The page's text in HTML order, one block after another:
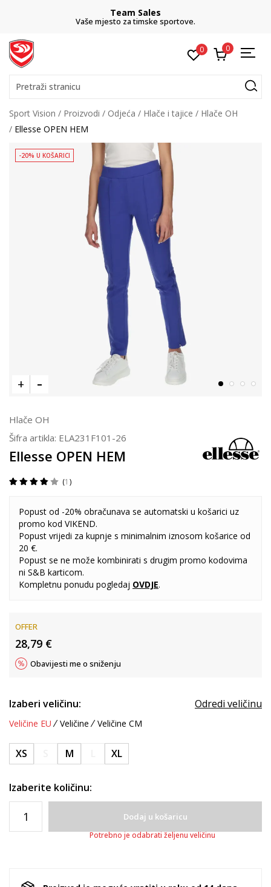
Team Sales
Vaše mjesto za timske sportove.
0 0
Pretraži stranicu
Sport Vision Proizvodi Odjeća Hlače i tajice
Hlače OH
Ellesse OPEN HEM
-20% U KOŠARICI
Hlače OH
Šifra artikla: ELA231F101-26
Ellesse OPEN HEM
1
Popust od -20% obračunava se automatski u košarici uz
promo kod VIKEND.
Popust vrijedi za kupnje s minimalnim iznosom košarice od
20 €.
Popust se ne može kombinirati s drugim promo kodovima
ni S&B karticom.
Kompletnu ponudu pogledaj OVDJE.
OFFER
28,79 €
Obavijesti me o sniženju
Izaberi veličinu: Odredi veličinu
Veličine EU Veličine Veličine CM
XS M XL
Izaberite količinu:
Dodaj u košaricu
Potrebno je odabrati željenu veličinu